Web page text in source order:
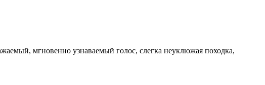
мгновенно узнаваемый голос, слегка неуклюжая походка,